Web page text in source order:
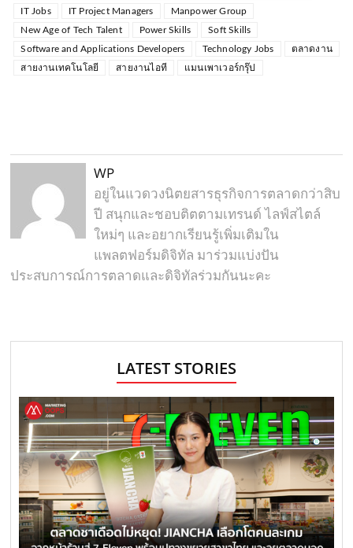
IT Jobs
IT Project Managers
Manpower Group
New Age of Tech Talent
Power Skills
Soft Skills
Software and Applications Developers
Technology Jobs
ตลาดงาน
สายงานเทคโนโลยี
สายงานไอที แมนเพาเวอร์กรุ๊ป
WP
อยู่ในแวดวงนิตยสารธุรกิจการตลาดกว่าสิบ
ปี สนุกและชอบติตตามเทรนด์ ไลฟ์สไตล์
ใหม่ๆ และอยากเรียนรู้เพิ่มเติมใน
แพลตฟอร์มดิจิทัล มาร่วมแบ่งปัน
ประสบการณ์การตลาดและดิจิทัลร่วมกันนะคะ
LATEST STORIES